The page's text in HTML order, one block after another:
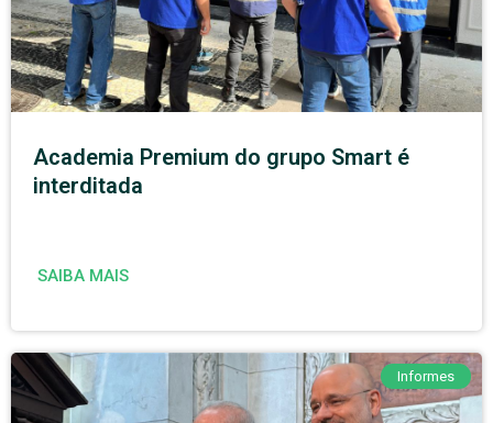
Academia Premium do grupo Smart é
interditada
SAIBA MAIS
Informes